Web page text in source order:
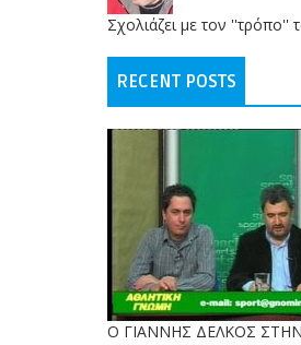
Σχολιάζει με τον
RECENT POSTS
Ο ΓΙΑΝΝΗΣ ΔΕΛΚΟΣ